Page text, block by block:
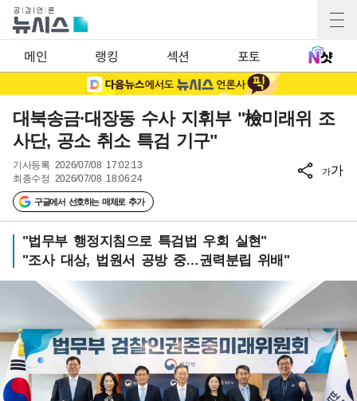
메인 랭킹 섹션 포토
대북송금·대장동 수사 지휘부 "檢미래위 조
사단, 공소 취소 특검 기구"
기사등록 2026/07/08 17:02:13
최종수정 2026/07/08 18:06:24
구글에서 선호하는 매체로 추가
가가
"법무부 행정지침으로 특검법 우회 실현"
"조사 대상, 법원서 공방 중…권력분립 위배"